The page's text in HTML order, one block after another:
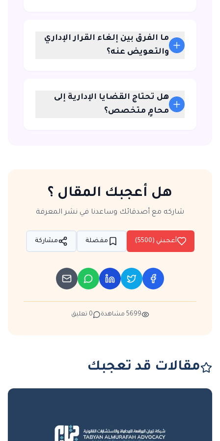
ما الفرق بين إلغاء القرار الإداري
والتعويض عنه؟
هل تحتاج القضايا الإدارية إلى
محامٍ متخصص؟
هل أعجبك المقال ؟
شاركه مع أصدقائك وساعدنا في نشر المعرفة
أعجبني (5500
) مفضلة مشاركة
5699 مشاهدة 0 تعليق
مقالات قد تعجبك